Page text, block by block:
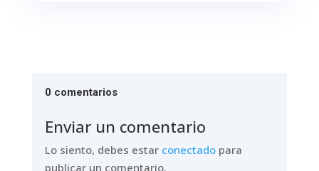
0 comentarios
Enviar un comentario
Lo siento, debes estar conectadopara
publicar un comentario.